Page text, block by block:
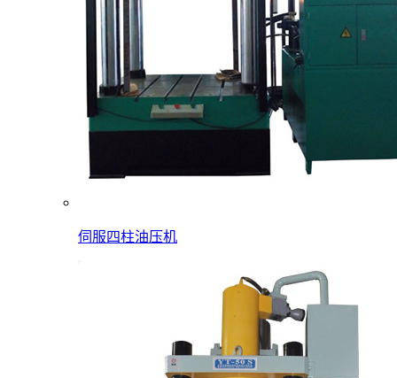
伺服四柱油压机